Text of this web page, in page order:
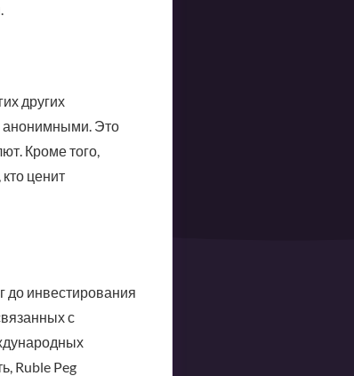
других
анонимными. Это
Кроме того,
ценит
до инвестирования
с
Ruble Peg